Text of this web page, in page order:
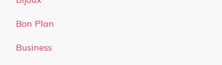
Bon Plan
Business